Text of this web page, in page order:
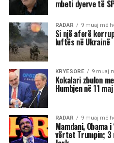
mbeti dyerve të
RADAR 9 muaj më
Si një aferë
luftës në Ukrainë
KRYESORE 9 muaj
Kokalari zbulon
Humbjen në 11
RADAR 9 muaj më
Mamdani, Obama
vërtet Trumpin; 3